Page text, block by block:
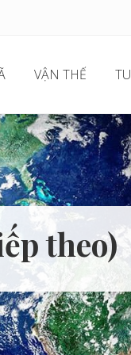
VẬN THẾ
theo)